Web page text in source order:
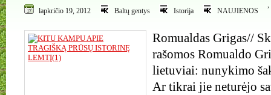
lapkričio 19, 2012 Baltų gentys
,
Istorija NAUJIENOS
Romualdas Grigas//
rašomos Romualdo
lietuviai: nunykimo
Ar tikrai jie neturėjo